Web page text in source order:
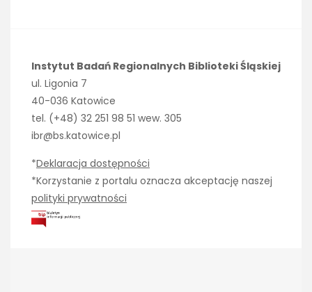
Instytut Badań Regionalnych Biblioteki Śląskiej
ul. Ligonia 7
40-036 Katowice
tel. (+48) 32 251 98 51 wew. 305
ibr@bs.katowice.pl
*Deklaracja dostępności
*Korzystanie z portalu oznacza akceptację naszej
polityki prywatności